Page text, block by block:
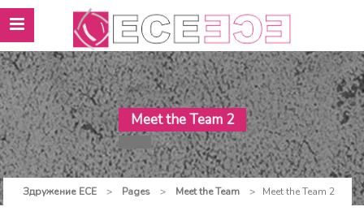
Meet the Team 2
Здружение ЕСЕ > Pages > Meet the Team > Meet the Team 2